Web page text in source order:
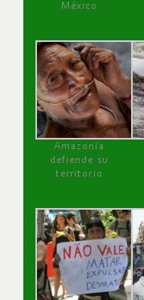
México
Amazonía
defiende su
territorio